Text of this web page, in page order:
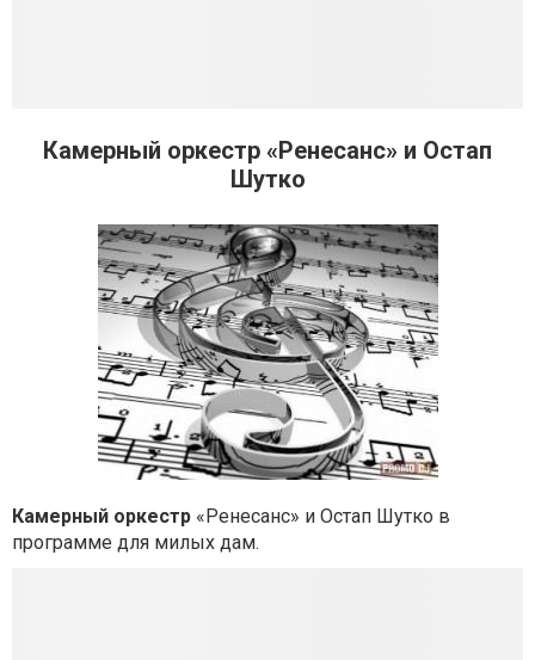
Камерный оркестр «Ренесанс» и Остап
Шутко
Камерный оркестр «Ренесанс» и Остап Шутко в
программе для милых дам.